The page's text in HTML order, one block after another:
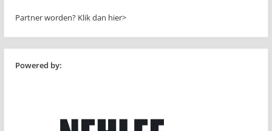
Partner worden? Klik dan hier>
Powered by: